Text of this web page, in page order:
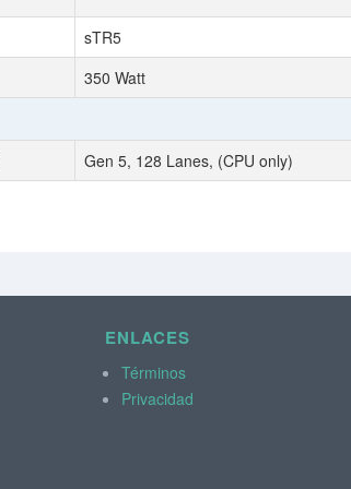
sTR5
350 Watt
Gen 5, 128 Lanes, (CPU only)
ENLACES
Términos
Privacidad